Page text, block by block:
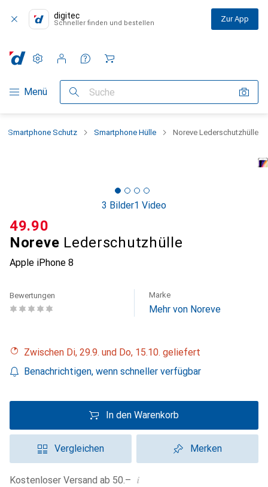
digitec
Schneller finden und bestellen Zur App
Navigation nach Kategorien
Menü Suche
Einstellungen
Kundenkonto
Vergleichslisten
Merklisten
Warenkorb
Smartphone Schutz Smartphone Hülle Noreve Lederschutzhülle
3 Bilder1 Video
Noreve Lederschutzhülle
Apple iPhone 8
CHF
49.90
Bewertungen Marke
Mehr von Noreve
Zwischen Di, 29.9. und Do, 15.10. geliefert
Benachrichtigen, wenn schneller verfügbar
In den Warenkorb
Vergleichen Merken
Kostenloser Versand ab 50.– i